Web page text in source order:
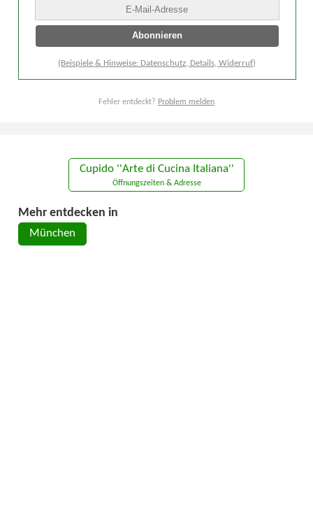
(Beispiele & Hinweise: Datenschutz, Details, Widerruf)
Fehler entdeckt? Problem melden
Cupido ''Arte di Cucina Italiana''
Öffnungszeiten & Adresse
Mehr entdecken in
München